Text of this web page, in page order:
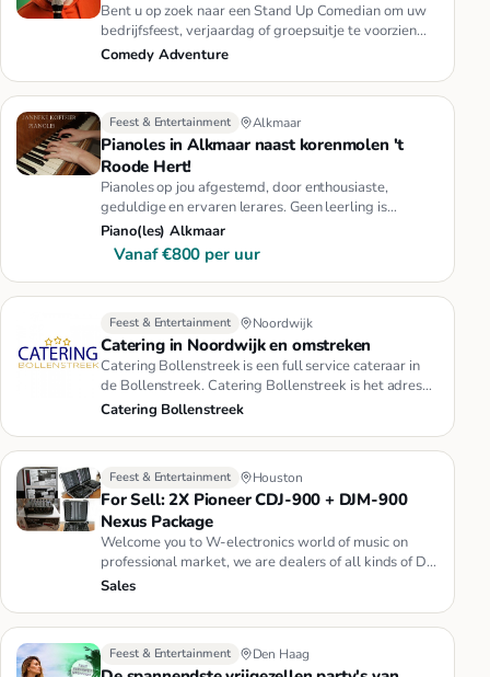
Bent u op zoek naar een Stand Up Comedian om uw
bedrijfsfeest, verjaardag of groepsuitje te voorzien
van de nodige humor…
Comedy Adventure
Feest & Entertainment Alkmaar
Pianoles in Alkmaar naast korenmolen 't
Roode Hert!
Pianoles op jou afgestemd, door enthousiaste,
geduldige en ervaren lerares. Geen leerling is
hetzelfde en de lessen daar…
Piano(les) Alkmaar
Vanaf €800 per uur
Feest & Entertainment Noordwijk
Catering in Noordwijk en omstreken
Catering Bollenstreek is een full service cateraar in
de Bollenstreek. Catering Bollenstreek is het adres
voor een intie…
Catering Bollenstreek
Feest & Entertainment Houston
For Sell: 2X Pioneer CDJ-900 + DJM-900
Nexus Package
Welcome you to W-electronics world of music on
professional market, we are dealers of all kinds of Dj
Equipment Such as …
Sales
Feest & Entertainment Den Haag